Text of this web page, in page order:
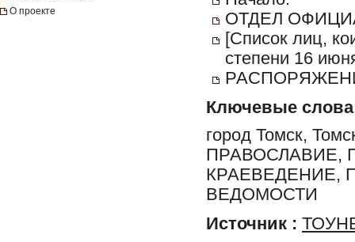
О проекте
ОТДЕЛ
[Cписок лиц,
степени 16
Ключевые слова
город Томск,
ПРАВОСЛАВИЕ,
КРАЕВЕДЕНИЕ,
ВЕДОМОСТИ
Источник :